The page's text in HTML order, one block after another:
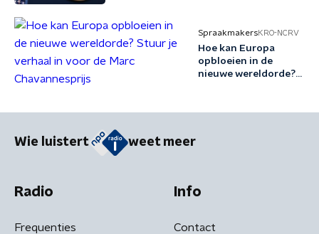
SpraakmakersKRO-NCRV
Hoe kan Europa
opbloeien in de
nieuwe wereldorde?
Chavannesprijs
Wie luistert weet meer
Radio
Frequenties
Info
Contact